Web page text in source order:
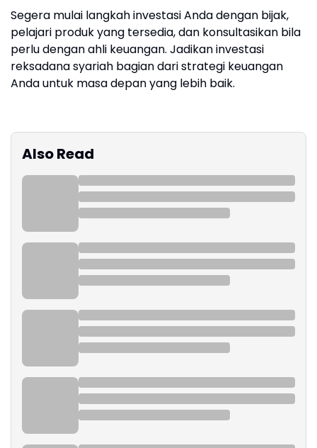
Segera mulai langkah investasi Anda dengan bijak,
pelajari produk yang tersedia, dan konsultasikan bila
perlu dengan ahli keuangan. Jadikan investasi
reksadana syariah bagian dari strategi keuangan
Anda untuk masa depan yang lebih baik.
Also Read